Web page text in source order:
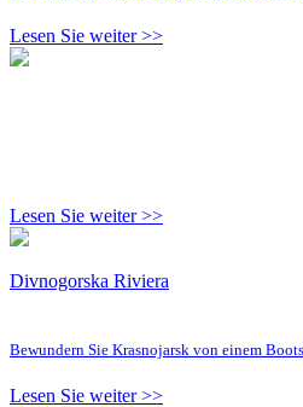
Lesen Sie weiter >>
Lesen Sie weiter >>
Divnogorska Riviera
Bewundern Sie Krasnojarsk von einem
Lesen Sie weiter >>